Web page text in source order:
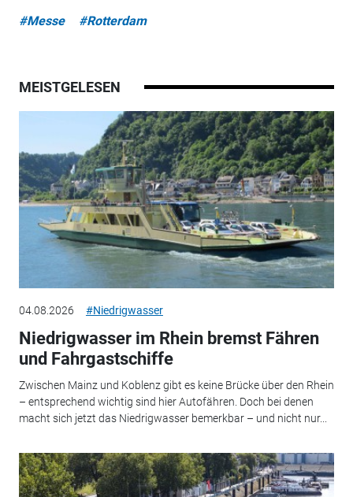
#Messe #Rotterdam
MEISTGELESEN
04.08.2026 #Niedrigwasser
Niedrigwasser im Rhein bremst Fähren
und Fahrgastschiffe
Zwischen Mainz und Koblenz gibt es keine Brücke über den Rhein
– entsprechend wichtig sind hier Autofähren. Doch bei denen
macht sich jetzt das Niedrigwasser bemerkbar – und nicht nur...